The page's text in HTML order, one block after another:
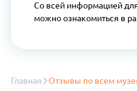
Со всей информацией
можно ознакомиться в
Главная Отзывы по всем